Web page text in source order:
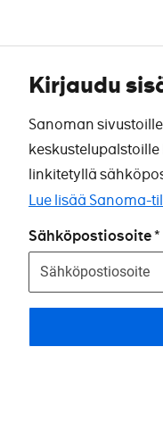
Kirjaudu
Sanoman
linkitetyllä
Lue lisää Sanoma-
Sähköpostiosoite